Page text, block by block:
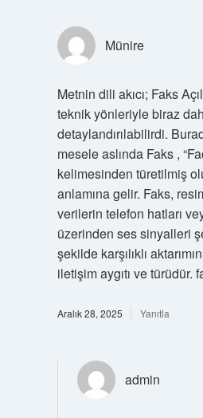
Münire
Metnin dili akıcı; Faks
teknik yönleriyle biraz
detaylandırılabilirdi.
mesele aslında Faks ,
kelimesinden türetilmiş
anlamına gelir. Faks,
verilerin telefon hatları
üzerinden ses sinyalleri
şekilde karşılıklı
iletişim aygıtı ve türüdür.
Aralık 28, 2025 Yanıtla
admin